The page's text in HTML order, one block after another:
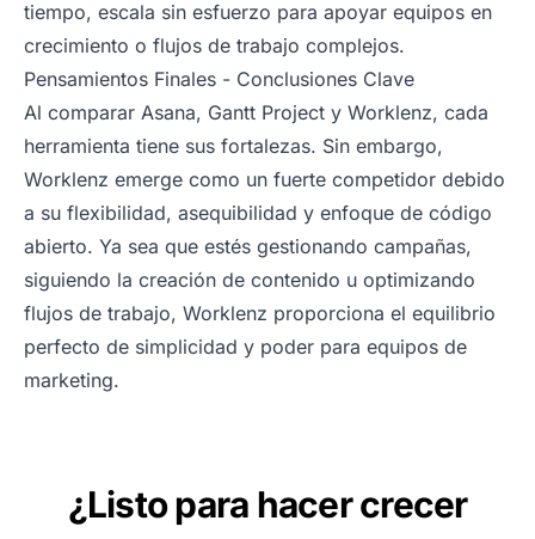
tiempo, escala sin esfuerzo para apoyar equipos en
crecimiento o flujos de trabajo complejos.
Pensamientos Finales - Conclusiones Clave
Al comparar Asana, Gantt Project y Worklenz, cada
herramienta tiene sus fortalezas. Sin embargo,
Worklenz emerge como un fuerte competidor debido
a su flexibilidad, asequibilidad y enfoque de código
abierto. Ya sea que estés gestionando campañas,
siguiendo la creación de contenido u optimizando
flujos de trabajo, Worklenz proporciona el equilibrio
perfecto de simplicidad y poder para equipos de
marketing.
¿Listo para hacer crecer